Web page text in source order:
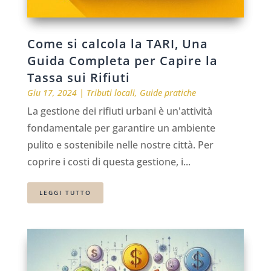
Come si calcola la TARI, Una
Guida Completa per Capire la
Tassa sui Rifiuti
Giu 17, 2024| Tributi locali, Guide pratiche
La gestione dei rifiuti urbani è un'attività
fondamentale per garantire un ambiente
pulito e sostenibile nelle nostre città. Per
coprire i costi di questa gestione, i...
LEGGI TUTTO